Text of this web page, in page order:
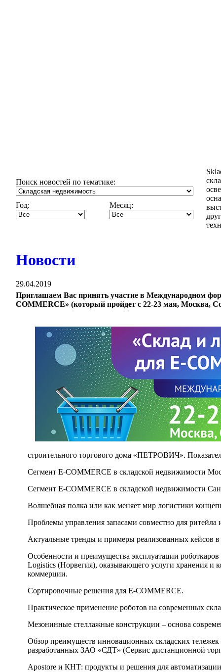
Поиск новостей по тематике:
Год: Месяц:
Новости
29.04.2019
Приглашаем Вас принять участие в
COMMERCE» (который пройдет с 22-23 мая, Москва,
строительного торгового дома «ПЕТРОВИЧ».
Сегмент E-COMMERCE в складской недвижимости
Сегмент E-COMMERCE в складской недвижимости
Волшебная полка или как меняет мир логистики
Проблемы управления запасами совместно для ритейла
Актуальные тренды и примеры реализованных кейсов
Особенности и преимущества эксплуатации
Logistics (Норвегия), оказывающего услуги хранения и
коммерции.
Сортировочные решения для E-COMMERCE.
Практическое применение роботов на современных
Мезонинные стеллажные конструкции – основа
Обзор преимуществ инновационных складских
разработанных ЗАО «СДТ» (Сервис дистанционной
Apostore и КНТ: продукты и решения для